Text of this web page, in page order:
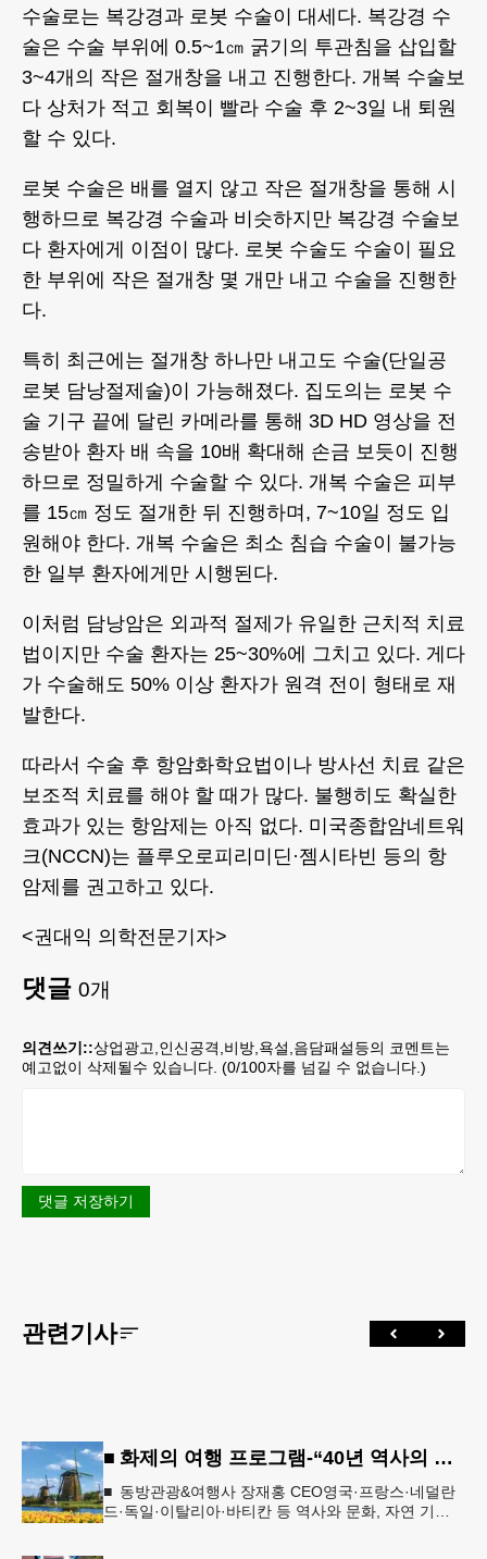
수술로는 복강경과 로봇 수술이 대세다. 복강경 수
술은 수술 부위에 0.5~1㎝ 굵기의 투관침을 삽입할
3~4개의 작은 절개창을 내고 진행한다. 개복 수술보
다 상처가 적고 회복이 빨라 수술 후 2~3일 내 퇴원
할 수 있다.
로봇 수술은 배를 열지 않고 작은 절개창을 통해 시
행하므로 복강경 수술과 비슷하지만 복강경 수술보
다 환자에게 이점이 많다. 로봇 수술도 수술이 필요
한 부위에 작은 절개창 몇 개만 내고 수술을 진행한
다.
특히 최근에는 절개창 하나만 내고도 수술(단일공
로봇 담낭절제술)이 가능해졌다. 집도의는 로봇 수
술 기구 끝에 달린 카메라를 통해 3D HD 영상을 전
송받아 환자 배 속을 10배 확대해 손금 보듯이 진행
하므로 정밀하게 수술할 수 있다. 개복 수술은 피부
를 15㎝ 정도 절개한 뒤 진행하며, 7~10일 정도 입
원해야 한다. 개복 수술은 최소 침습 수술이 불가능
한 일부 환자에게만 시행된다.
이처럼 담낭암은 외과적 절제가 유일한 근치적 치료
법이지만 수술 환자는 25~30%에 그치고 있다. 게다
가 수술해도 50% 이상 환자가 원격 전이 형태로 재
발한다.
따라서 수술 후 항암화학요법이나 방사선 치료 같은
보조적 치료를 해야 할 때가 많다. 불행히도 확실한
효과가 있는 항암제는 아직 없다. 미국종합암네트워
크(NCCN)는 플루오로피리미딘·젬시타빈 등의 항
암제를 권고하고 있다.
<권대익 의학전문기자>
댓글 0개
의견쓰기::상업광고,인신공격,비방,욕설,음담패설등의 코멘트는
예고없이 삭제될수 있습니다. (0/100자를 넘길 수 없습니다.)
댓글 저장하기
관련기사
■ 화제의 여행 프로그램-“40년 역사의 신뢰… 서유럽 8개국 13일 대장정”
■ 동방관광&여행사 장재홍 CEO영국·프랑스·네덜란
드·독일·이탈리아·바티칸 등 역사와 문화, 자연 기